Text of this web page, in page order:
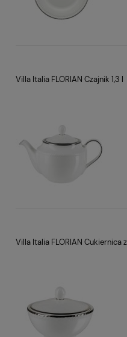
Villa Italia FLORIAN Czajnik 1,3 l
Villa Italia FLORIAN Cukiernica